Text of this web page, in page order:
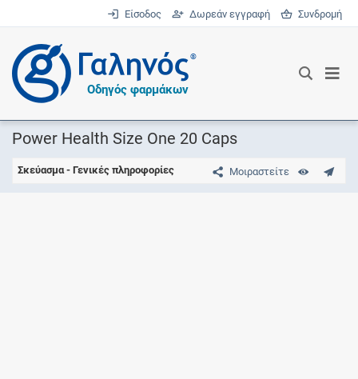
Είσοδος Δωρεάν εγγραφή Συνδρομή
®
Οδηγός φαρμάκων
Power Health Size One 20 Caps
Μοιραστείτε
Σκεύασμα - Γενικές πληροφορίες